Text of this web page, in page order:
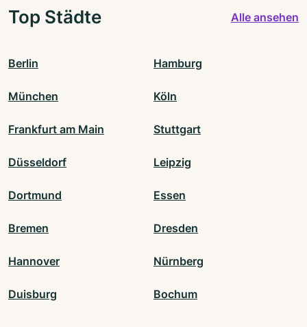
Top Städte Alle ansehen
Berlin Hamburg
München Köln
Frankfurt am Main Stuttgart
Düsseldorf Leipzig
Dortmund Essen
Bremen Dresden
Hannover Nürnberg
Duisburg Bochum